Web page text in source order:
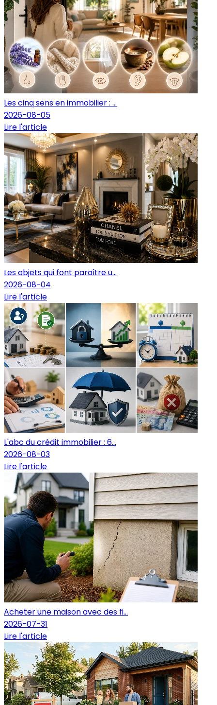
Les cinq sens en immobilier : ...
2026-08-05
Lire l'article
Les objets qui font paraître u...
2026-08-04
Lire l'article
L'abc du crédit immobilier : 6...
2026-08-03
Lire l'article
Acheter une maison avec des fi...
2026-07-31
Lire l'article